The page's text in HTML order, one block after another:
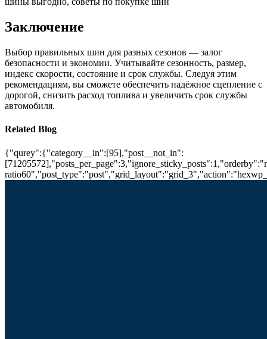
Заключение
Выбор правильных шин для разных сезонов — залог
безопасности и экономии. Учитывайте сезонность, размер,
индекс скорости, состояние и срок службы. Следуя этим
рекомендациям, вы сможете обеспечить надёжное сцепление с
дорогой, снизить расход топлива и увеличить срок службы
автомобиля.
Related Blog
{"qurey":{"category__in":[95],"post__not_in":